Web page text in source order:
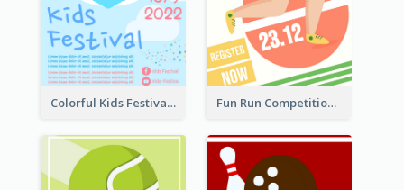
Colorful Kids Festival Flyer Fun Run Competition Flyer